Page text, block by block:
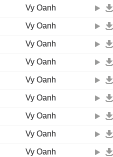
Vy Oanh
Vy Oanh
Vy Oanh
Vy Oanh
Vy Oanh
Vy Oanh
Vy Oanh
Vy Oanh
Vy Oanh